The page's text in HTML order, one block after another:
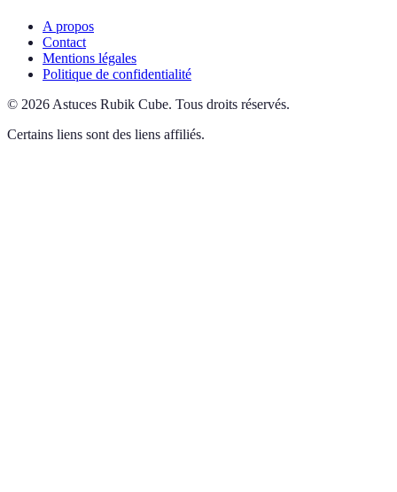
A propos
Contact
Mentions légales
Politique de confidentialité
© 2026 Astuces Rubik Cube. Tous droits réservés.
Certains liens sont des liens affiliés.